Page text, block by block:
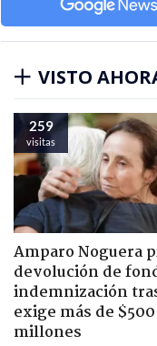
VISTO
259
visitas
Amparo Noguera
devolución de
indemnización
exige más de $500
millones